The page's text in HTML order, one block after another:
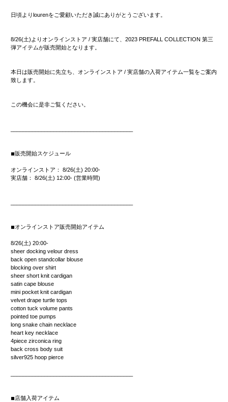
日頃よりlourenをご愛顧いただき誠にありがとうございます。
8/26(土)よりオンラインストア / 実店舗にて、2023 PREFALL COLLECTION 第三
弾アイテムが販売開始となります。
本日は販売開始に先立ち、オンラインストア / 実店舗の入荷アイテム一覧をご案内
致します。
この機会に是非ご覧ください。
◾︎販売開始スケジュール
オンラインストア： 8/26(土) 20:00-
実店舗： 8/26(土) 12:00- (営業時間)
◾︎オンラインストア販売開始アイテム
8/26(土) 20:00-
sheer docking velour dress
back open standcollar blouse
blocking over shirt
sheer short knit cardigan
satin cape blouse
mini pocket knit cardigan
velvet drape turtle tops
cotton tuck volume pants
pointed toe pumps
long snake chain necklace
heart key necklace
4piece zirconica ring
back cross body suit
silver925 hoop pierce
◾︎店舗入荷アイテム